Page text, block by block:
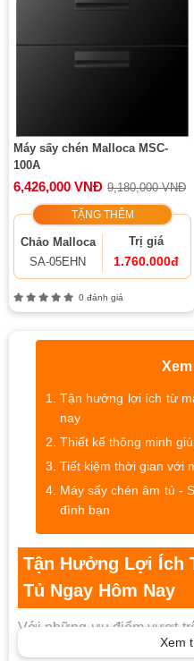
Máy sấy chén Malloca MSC-
100A
6,426,000 VNĐ 9,180,000 VNĐ
TẶNG THÊM
Chảo Malloca
SA-05EHN
Trị giá
1.760.000đ
0 đánh giá
Tận hưởng lợi ích từ
nay
Thiết kế thông minh
Tiết kiệm thời gian với
Máy sấy chén âm tủ -
đình bạn
Tận Hưởng Lợi Ích
Tủ Ngay Hôm Nay
Với những ưu điểm vượt
kiệm diện tích, tiết kiệmXem